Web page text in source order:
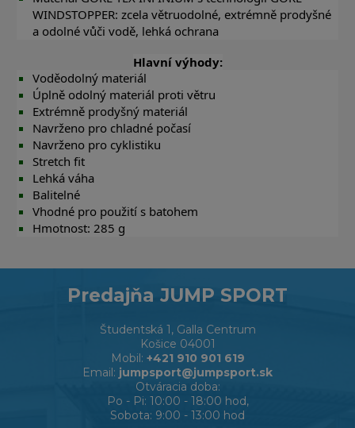
WINDSTOPPER: zcela větruodolné, extrémně prodyšné
a odolné vůči vodě, lehká ochrana
Hlavní výhody:
Voděodolný materiál
Úplně odolný materiál proti větru
Extrémně prodyšný materiál
Navrženo pro chladné počasí
Navrženo pro cyklistiku
Stretch fit
Lehká váha
Balitelné
Vhodné pro použití s batohem
Hmotnost: 285 g
Predajňa JUMP SPORT
Študentská 1, Galla Centrum
Košice 04001
Mobil: +421 910 901 619
Email: jumpsport@jumpsport.sk
Otváracia doba:
Po - Pi: 10:00 - 18:00 hod,
Sobota: 9:00 - 13:00 hod